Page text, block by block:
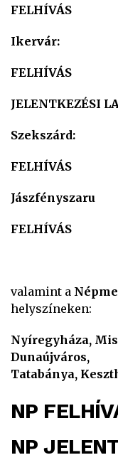
FELHÍVÁS
Ikervár:
FELHÍVÁS
JELENTKEZÉSI
Szekszárd:
FELHÍVÁS
Jászfényszaru
FELHÍVÁS
valamint a
helyszíneken:
Nyíregyháza,
Dunaújváros,
Tatabánya,
NP
NP